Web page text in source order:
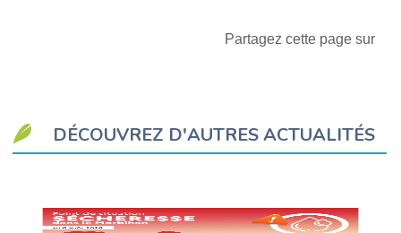
Partagez cette page sur
DÉCOUVREZ D'AUTRES ACTUALITÉS